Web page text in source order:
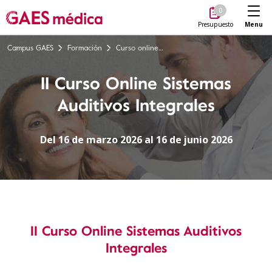
0
Presupuesto Menu
Campus GAES Formación Curso online Sistemas Auditivos Integrales
II Curso Online Sistemas
Auditivos Integrales
Del 16 de marzo 2026 al 16 de junio 2026
II Curso Online Sistemas Auditivos
Integrales